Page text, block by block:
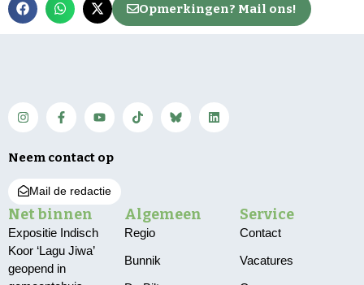
Opmerkingen? Mail ons!
Neem contact op
Mail de redactie
Net binnen
Expositie Indisch
Koor ‘Lagu Jiwa’
geopend in
Algemeen
Regio
Bunnik
Service
Contact
Vacatures